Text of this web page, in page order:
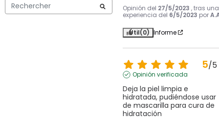
Opinión del 27/5/2023 , tras una
experiencia del 6/5/2023 por
Útil(0) Informe
5/5
Opinión verificada
Deja la piel limpia e
hidratada, pudiéndose usar
de mascarilla para cura de
hidratación